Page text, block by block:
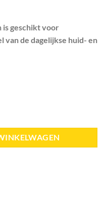
is geschikt voor
van de dagelijkse huid- en